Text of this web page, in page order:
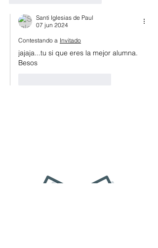
Santi Iglesias de Paul
07 jun 2024
Contestando a Invitado
jajaja...tu si que eres la mejor alumna.
Besos